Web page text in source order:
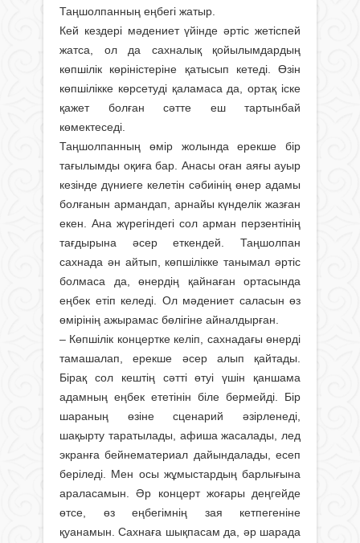
Таңшолпанның еңбегі жатыр.
Кей кездері мәдениет үйінде әртіс жетіспей
жатса, ол да сахналық қойылымдардың
көпшілік көріністеріне қатысып кетеді. Өзін
көпшілікке көрсетуді қаламаса да, ортақ іске
қажет болған сәтте еш тартынбай
көмектеседі.
Таңшолпанның өмір жолында ерекше бір
тағылымды оқиға бар. Анасы оған аяғы ауыр
кезінде дүниеге келетін сәбиінің өнер адамы
болғанын армандап, арнайы күнделік жазған
екен. Ана жүрегіндегі сол арман перзентінің
тағдырына әсер еткендей. Таңшолпан
сахнада ән айтып, көпшілікке танымал әртіс
болмаса да, өнердің қайнаған ортасында
еңбек етіп келеді. Ол мәдениет саласын өз
өмірінің ажырамас бөлігіне айналдырған.
– Көпшілік концертке келіп, сахнадағы өнерді
тамашалап, ерекше әсер алып қайтады.
Бірақ сол кештің сәтті өтуі үшін қаншама
адамның еңбек ететінін біле бермейді. Бір
шараның өзіне сценарий әзірленеді,
шақырту таратылады, афиша жасалады, лед
экранға бейнематериал дайындалады, есеп
беріледі. Мен осы жұмыстардың барлығына
араласамын. Әр концерт жоғары деңгейде
өтсе, өз еңбегімнің зая кетпегеніне
қуанамын. Сахнаға шықпасам да, әр шарада